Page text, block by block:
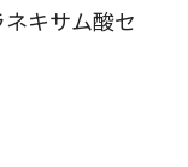
キサム酸セ